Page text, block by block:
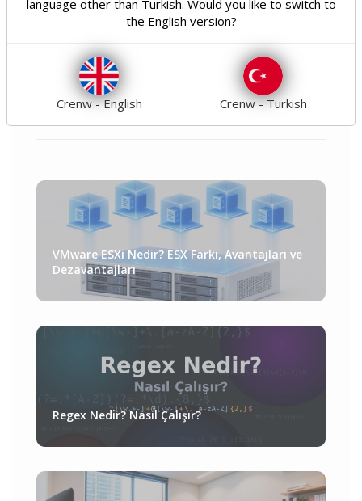
Teknoloji 31
VMware ESXi Nedir? ESX Farkı, Avantajları ve
Dezavantajları
Regex Nedir? Nasıl Çalışır?
language other than Turkish. Would you like to switch to
the English version?
Crenw - English Crenw - Turkish